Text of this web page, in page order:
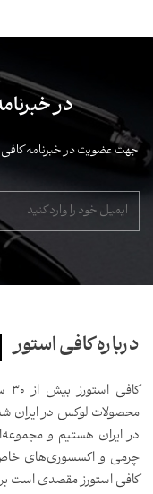
در
جهت عضویت در خبرنامه
درباره کافی استور
محصولات لوکس در ایران
در ایران هستیم و
چرمی و اکسسوری‌های خاص
کافی استورز مقصدی